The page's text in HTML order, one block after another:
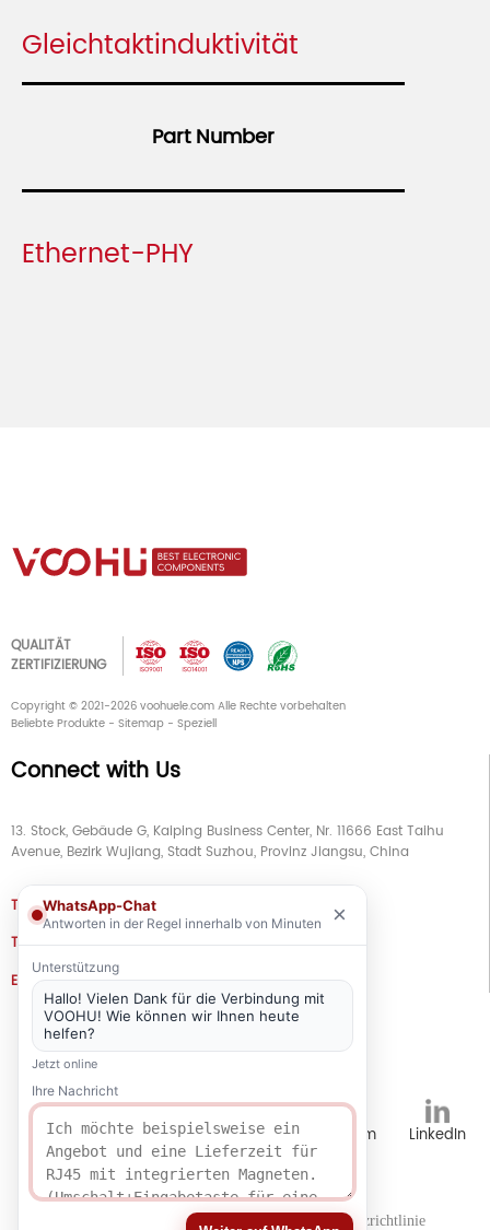
Gleichtaktinduktivität
Part Number
Ethernet-PHY
QUALITÄT
ZERTIFIZIERUNG
Copyright © 2021-2026 voohuele.com Alle Rechte vorbehalten
Beliebte Produkte - Sitemap - Speziell
Connect with Us
13. Stock, Gebäude G, Kaiping Business Center, Nr. 11666 East Taihu
Avenue, Bezirk Wujiang, Stadt Suzhou, Provinz Jiangsu, China
TEL +86 133 5804 1040 (WhatsApp)
TEL +86 180 2130 1136 / +86 133 3865 5578
E-MAIL
voohu@voohuele.com
Soziale Medien
TikTok YouTube WhatsApp Instagram LinkedIn
Personalwesen Datenschutzrichtlinie
WhatsApp-Chat
Antworten in der Regel innerhalb von Minuten ×
Unterstützung
Hallo! Vielen Dank für die Verbindung mit
VOOHU! Wie können wir Ihnen heute
helfen?
Jetzt online
Ihre Nachricht